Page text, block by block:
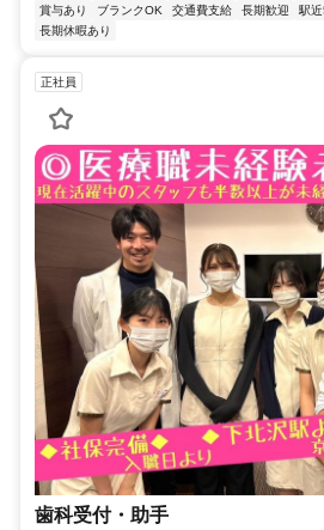
賞与あり
ブランクOK 交通費支給 長期歓迎 駅
長期休暇あり
正社員
歯科受付・助手